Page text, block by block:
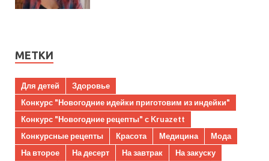
МЕТКИ
Для детей
Здоровье
Конкурс "Новогодние идейки приготовим из индейки"
Конкурс "Новогодние рецепты" с Kruazett
Конкурсные рецепты
Красота Медицина
Мода
На второе
На десерт На завтрак
На закуску